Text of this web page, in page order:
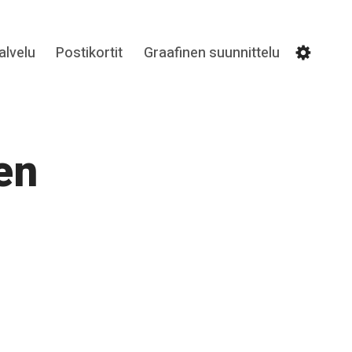
Postikortit Graafinen suunnittelu